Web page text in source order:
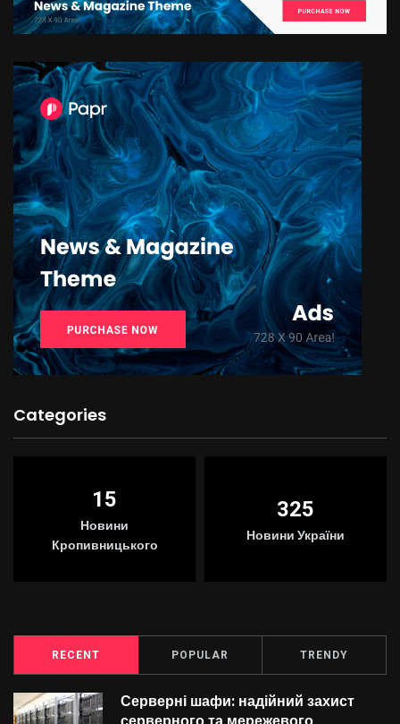
Categories
15
Новини
Кропивницького
325
Новини України
RECENT POPULAR TRENDY
Серверні шафи: надійний захист